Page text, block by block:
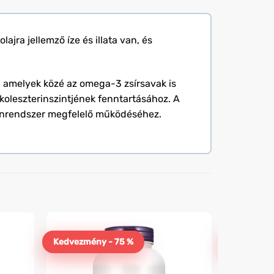
jellemző íze és illata van, és
közé az omega-3 zsírsavak is
fenntartásához. A
megfelelő működéséhez.
Kedvezmény - 75 %